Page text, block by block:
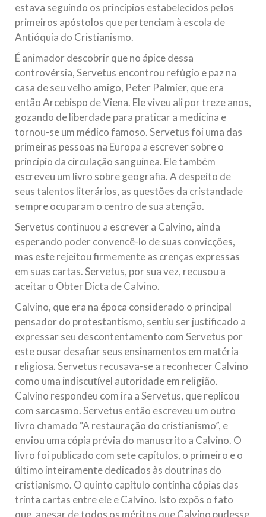
estava seguindo os princípios estabelecidos pelos
primeiros apóstolos que pertenciam à escola de
Antióquia do Cristianismo.
É animador descobrir que no ápice dessa
controvérsia, Servetus encontrou refúgio e paz na
casa de seu velho amigo, Peter Palmier, que era
então Arcebispo de Viena. Ele viveu ali por treze anos,
gozando de liberdade para praticar a medicina e
tornou-se um médico famoso. Servetus foi uma das
primeiras pessoas na Europa a escrever sobre o
princípio da circulação sanguínea. Ele também
escreveu um livro sobre geografia. A despeito de
seus talentos literários, as questões da cristandade
sempre ocuparam o centro de sua atenção.
Servetus continuou a escrever a Calvino, ainda
esperando poder convencê-lo de suas convicções,
mas este rejeitou firmemente as crenças expressas
em suas cartas. Servetus, por sua vez, recusou a
aceitar o Obter Dicta de Calvino.
Calvino, que era na época considerado o principal
pensador do protestantismo, sentiu ser justificado a
expressar seu descontentamento com Servetus por
este ousar desafiar seus ensinamentos em matéria
religiosa. Servetus recusava-se a reconhecer Calvino
como uma indiscutível autoridade em religião.
Calvino respondeu com ira a Servetus, que replicou
com sarcasmo. Servetus então escreveu um outro
livro chamado “A restauração do cristianismo”, e
enviou uma cópia prévia do manuscrito a Calvino. O
livro foi publicado com sete capítulos, o primeiro e o
último inteiramente dedicados às doutrinas do
cristianismo. O quinto capítulo continha cópias das
trinta cartas entre ele e Calvino. Isto expôs o fato
que, apesar de todos os méritos que Calvino pudesse